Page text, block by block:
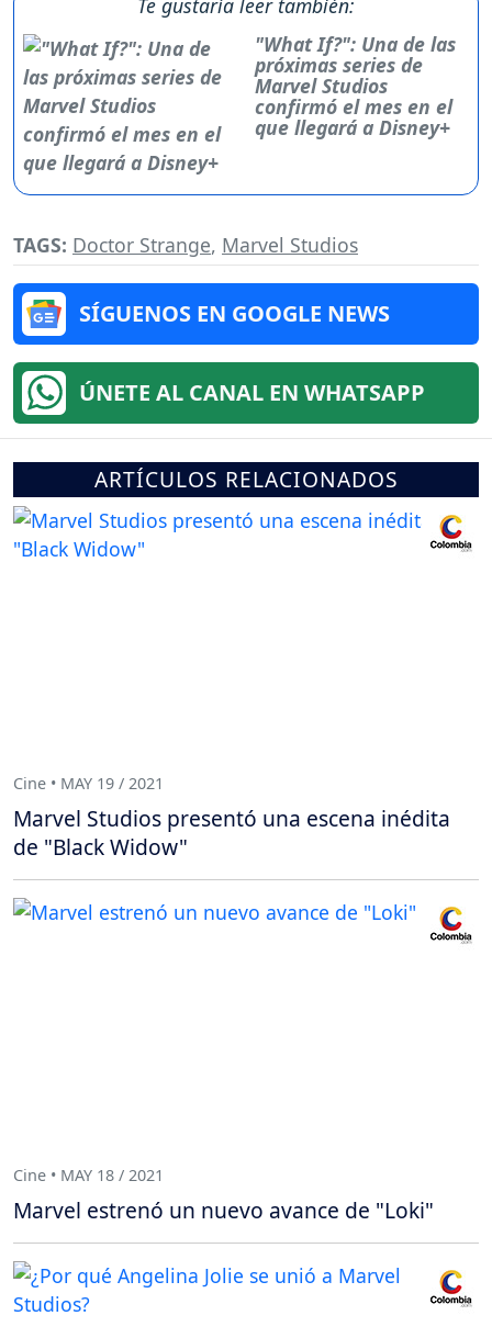
"What If?": Una de las
próximas series de
Marvel Studios
confirmó el mes en el
que llegará a Disney+
TAGS: Doctor Strange, Marvel Studios
SÍGUENOS EN GOOGLE NEWS
ÚNETE AL CANAL EN WHATSAPP
ARTÍCULOS RELACIONADOS
Cine • MAY 19 / 2021
Marvel Studios presentó una escena inédita
de "Black Widow"
Cine • MAY 18 / 2021
Marvel estrenó un nuevo avance de "Loki"